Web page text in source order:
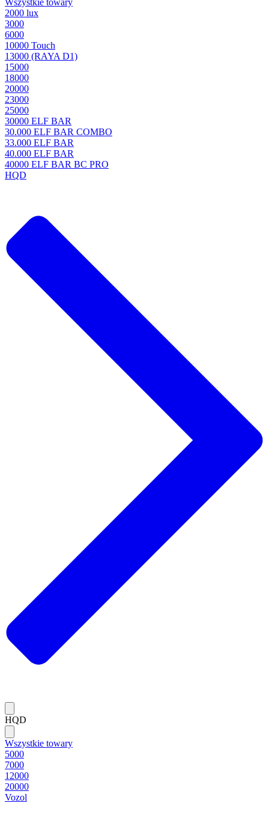
Wszystkie towary
2000 lux
3000
6000
10000 Touch
13000 (RAYA D1)
15000
18000
20000
23000
25000
30000 ELF BAR
30.000 ELF BAR COMBO
33.000 ELF BAR
40.000 ELF BAR
40000 ELF BAR BC PRO
HQD
HQD
Wszystkie towary
5000
7000
12000
20000
Vozol